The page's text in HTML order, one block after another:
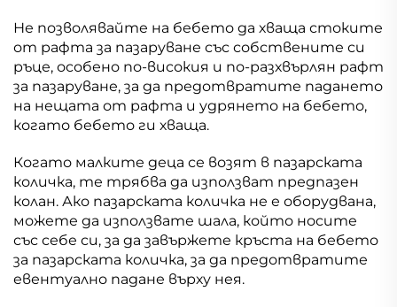
Не позволявайте на бебето да хваща стоките
от рафта за пазаруване със собствените си
ръце, особено по-високия и по-разхвърлян рафт
за пазаруване, за да предотвратите падането
на нещата от рафта и удрянето на бебето,
когато бебето ги хваща.
Когато малките деца се возят в пазарската
количка, те трябва да използват предпазен
колан. Ако пазарската количка не е оборудвана,
можете да използвате шала, който носите
със себе си, за да завържете кръста на бебето
за пазарската количка, за да предотвратите
евентуално падане върху нея.